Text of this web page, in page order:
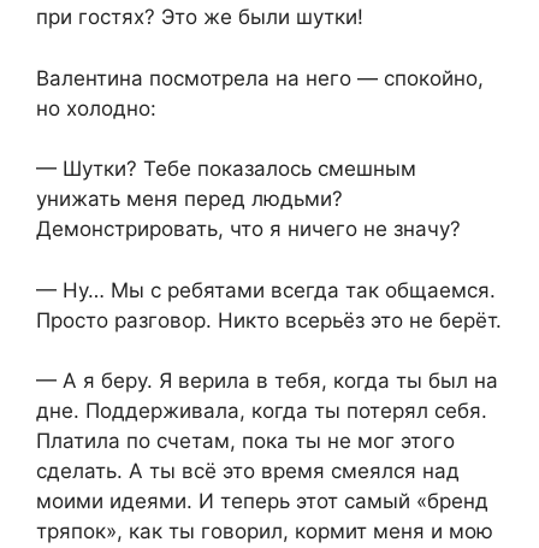
при гостях? Это же были шутки!
Валентина посмотрела на него — спокойно,
но холодно:
— Шутки? Тебе показалось смешным
унижать меня перед людьми?
Демонстрировать, что я ничего не значу?
— Ну… Мы с ребятами всегда так общаемся.
Просто разговор. Никто всерьёз это не берёт.
— А я беру. Я верила в тебя, когда ты был на
дне. Поддерживала, когда ты потерял себя.
Платила по счетам, пока ты не мог этого
сделать. А ты всё это время смеялся над
моими идеями. И теперь этот самый «бренд
тряпок», как ты говорил, кормит меня и мою